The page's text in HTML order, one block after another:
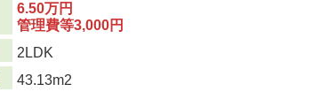
6.50万円
管理費等3,000円
2LDK
43.13m2